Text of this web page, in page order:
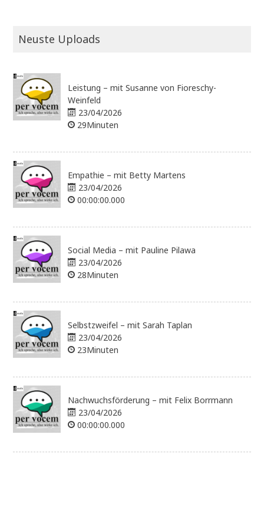
Neuste Uploads
Leistung – mit Susanne von Fioreschy-
Weinfeld
23/04/2026
29Minuten
Empathie – mit Betty Martens
23/04/2026
00:00:00.000
Social Media – mit Pauline Pilawa
23/04/2026
28Minuten
Selbstzweifel – mit Sarah Taplan
23/04/2026
23Minuten
Nachwuchsförderung – mit Felix Borrmann
23/04/2026
00:00:00.000